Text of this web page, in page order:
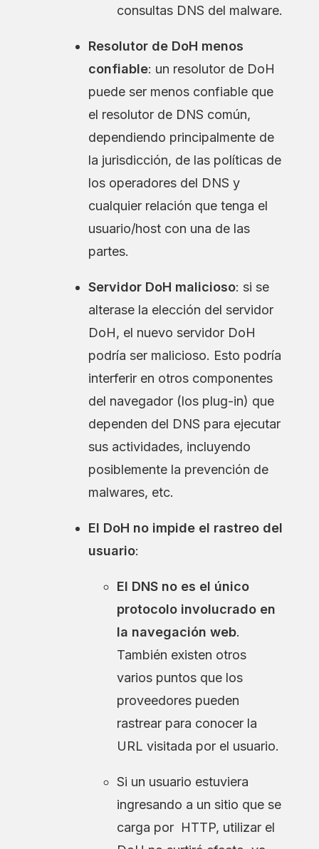
consultas DNS del malware.
Resolutor de DoH menos
confiable: un resolutor de DoH
puede ser menos confiable que
el resolutor de DNS común,
dependiendo principalmente de
la jurisdicción, de las políticas de
los operadores del DNS y
cualquier relación que tenga el
usuario/host con una de las
partes.
Servidor DoH malicioso: si se
alterase la elección del servidor
DoH, el nuevo servidor DoH
podría ser malicioso. Esto podría
interferir en otros componentes
del navegador (los plug-in) que
dependen del DNS para ejecutar
sus actividades, incluyendo
posiblemente la prevención de
malwares, etc.
El DoH no impide el rastreo del
usuario:
El DNS no es el único
protocolo involucrado en
la navegación web.
También existen otros
varios puntos que los
proveedores pueden
rastrear para conocer la
URL visitada por el usuario.
Si un usuario estuviera
ingresando a un sitio que se
carga por HTTP, utilizar el